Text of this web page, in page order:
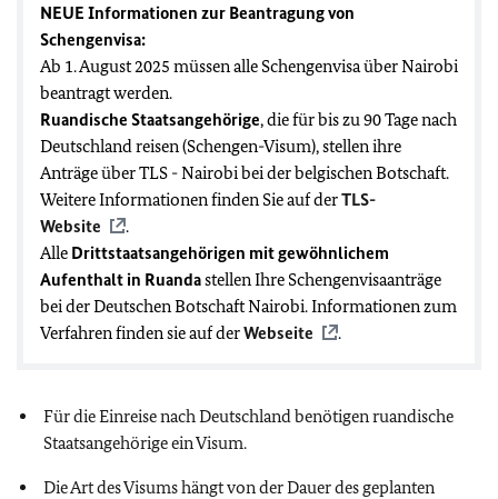
NEUE Informationen zur Beantragung von
Schengenvisa:
Ab 1. August 2025 müssen alle Schengenvisa über Nairobi
beantragt werden.
Ruandische Staatsangehörige, die für bis zu 90 Tage nach
Deutschland reisen (Schengen-Visum), stellen ihre
Anträge über TLS - Nairobi bei der belgischen Botschaft.
Weitere Informationen finden Sie auf derTLS-
Website
.
Alle Drittstaatsangehörigen mit gewöhnlichem
Aufenthalt in Ruandastellen Ihre Schengenvisaanträge
bei der Deutschen Botschaft Nairobi. Informationen zum
Verfahren finden sie auf derWebseite .
Für die Einreise nach Deutschland benötigen ruandische
Staatsangehörige ein Visum.
Die Art des Visums hängt von der Dauer des geplanten